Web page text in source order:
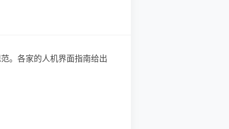
。各家的人机界面指南给出